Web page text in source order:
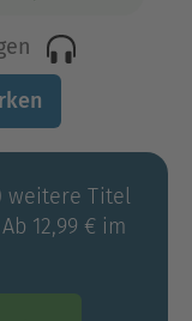
weitere Titel
12,99 € im